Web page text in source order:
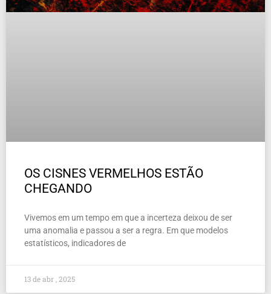
OS CISNES VERMELHOS ESTÃO
CHEGANDO
Vivemos em um tempo em que a incerteza deixou de ser
uma anomalia e passou a ser a regra. Em que modelos
estatísticos, indicadores de
13 de abr , 2025